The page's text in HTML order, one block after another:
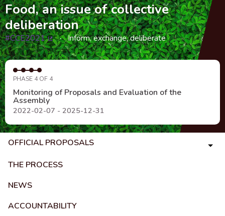
Food, an issue of collective
deliberation
#CCE2021
(External link)
Inform, exchange, deliberate
PHASE 4 OF 4
Monitoring of Proposals and Evaluation of the
Assembly
2022-02-07 - 2025-12-31
OFFICIAL PROPOSALS
THE PROCESS
NEWS
ACCOUNTABILITY